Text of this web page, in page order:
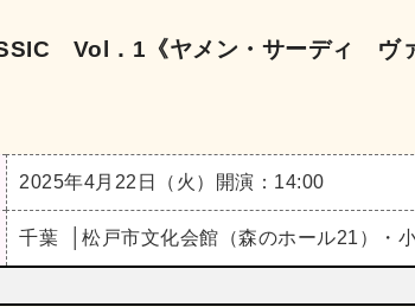
Vol．1《ヤメン・サーディ ヴァ
2025年4月22日（火） 開演：14:00
千葉 松戸市文化会館（森のホール21）・